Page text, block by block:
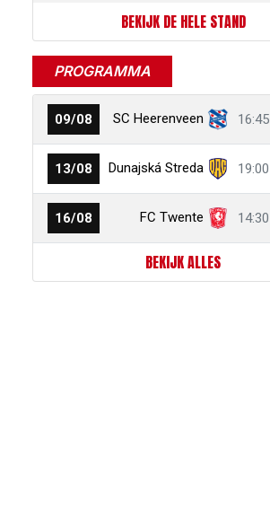
BEKIJK DE HELE STAND
PROGRAMMA
09/08 SC Heerenveen 16:45
13/08 Dunajská Streda 19:00
16/08 FC Twente 14:30
BEKIJK ALLES